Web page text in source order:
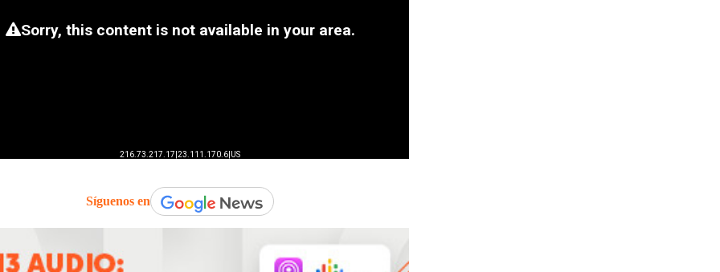
Síguenos en